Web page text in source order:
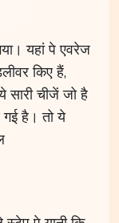
यहां पे एवरेज
किए हैं,
चीजें जो है
है। तो ये